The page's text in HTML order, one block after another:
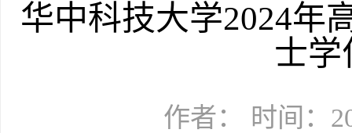
华中科技大学2024年
士学
作者： 时间：